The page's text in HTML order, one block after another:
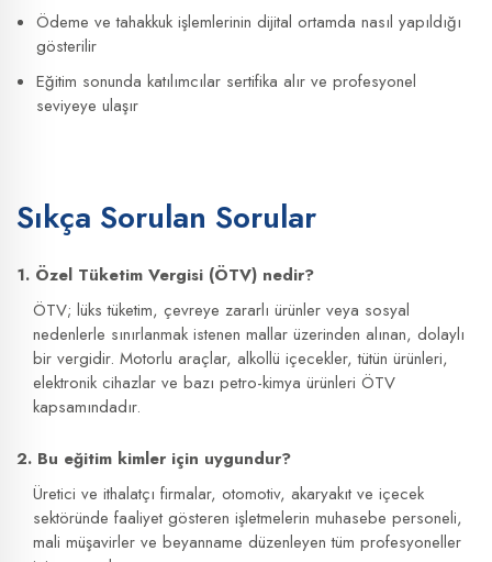
Ödeme ve tahakkuk işlemlerinin dijital ortamda nasıl yapıldığı
gösterilir
Eğitim sonunda katılımcılar sertifika alır ve profesyonel
seviyeye ulaşır
Sıkça Sorulan Sorular
1. Özel Tüketim Vergisi (ÖTV) nedir?
ÖTV; lüks tüketim, çevreye zararlı ürünler veya sosyal
nedenlerle sınırlanmak istenen mallar üzerinden alınan, dolaylı
bir vergidir. Motorlu araçlar, alkollü içecekler, tütün ürünleri,
elektronik cihazlar ve bazı petro-kimya ürünleri ÖTV
kapsamındadır.
2. Bu eğitim kimler için uygundur?
Üretici ve ithalatçı firmalar, otomotiv, akaryakıt ve içecek
sektöründe faaliyet gösteren işletmelerin muhasebe personeli,
mali müşavirler ve beyanname düzenleyen tüm profesyoneller